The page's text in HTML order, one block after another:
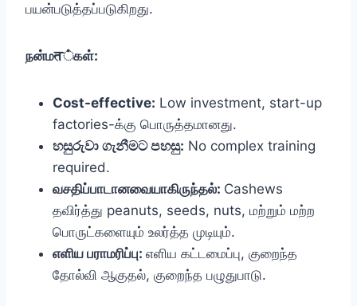
பயன்படுத்தப்படுகிறது.
நன்மत்கள்:
Cost-effective: Low investment, start-up
factories-க்கு பொருத்தமானது.
හසුරුවා ගැනීමට පහසු: No complex training
required.
வசதிப்பாடானவையாகிருந்தல்: Cashews
தவிர்த்து peanuts, seeds, nuts, மற்றும் மற்ற
பொருட்களையும் உலர்த்த முடியும்.
எளிய பராமரிப்பு: எளிய கட்டமைப்பு, குறைந்த
தோல்வி ஆகுதல், குறைந்த பழுதுபாடு.